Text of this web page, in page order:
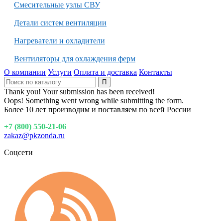
Смесительные узлы СВУ
Детали систем вентиляции
Нагреватели и охладители
Вентиляторы для охлаждения ферм
О компании Услуги Оплата и доставка Контакты
Thank you! Your submission has been received!
Oops! Something went wrong while submitting the form.
Более 10 лет производим и поставляем по всей России
+7 (800) 550-21-06
zakaz@pkzonda.ru
Соцсети